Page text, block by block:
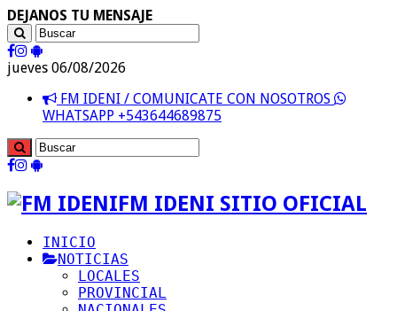
DEJANOS TU MENSAJE
jueves 06/08/2026
FM IDENI / COMUNICATE CON NOSOTROS
WHATSAPP +543644689875
FM IDENI SITIO OFICIAL
INICIO
NOTICIAS
LOCALES
PROVINCIAL